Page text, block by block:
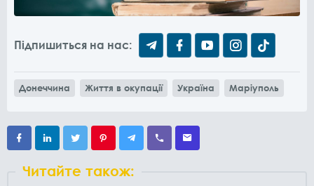
Підпишиться на нас:
Донеччина Життя в окупації Україна Маріуполь
Читайте також: